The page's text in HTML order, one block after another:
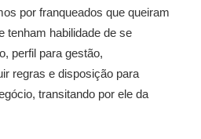
por franqueados que queiram
tenham habilidade de se
perfil para gestão,
regras e disposição para
transitando por ele da